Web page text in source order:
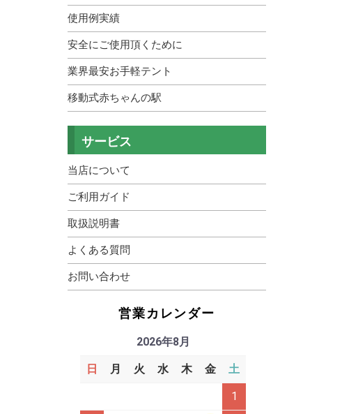
お手軽テント
11～20名
21名以上
使用例実績
安全にご使用頂くために
業界最安お手軽テント
移動式赤ちゃんの駅
サービス
当店について
ご利用ガイド
取扱説明書
よくある質問
お問い合わせ
営業カレンダー
2026年8月
日 月 火 水 木 金 土
1